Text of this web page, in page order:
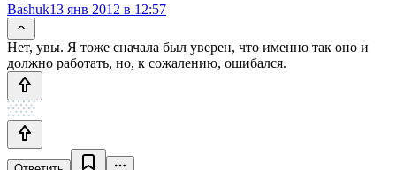
Bashuk13 янв 2012 в 12:57
Нет, увы. Я тоже сначала был уверен, что именно так оно и
должно работать, но, к сожалению, ошибался.